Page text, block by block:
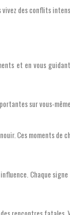
des conflits
et en vous
sur vous-
Ces moments de
Chaque